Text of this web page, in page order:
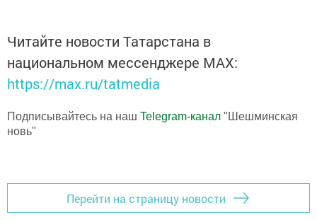
Читайте новости Татарстана в
национальном мессенджере MАХ:
https://max.ru/tatmedia
Подписывайтесь на наш Telegram-канал "Шешминская
новь"
Перейти на страницу новости